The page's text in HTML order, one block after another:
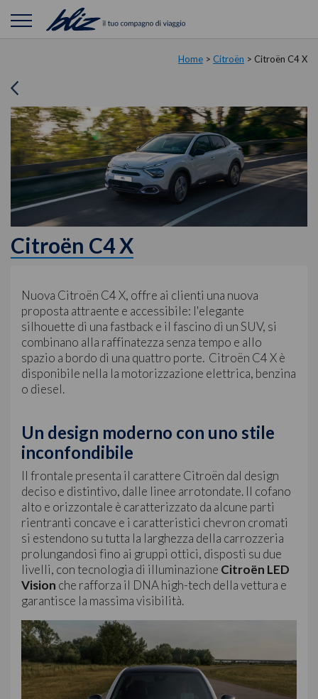
Home > Citroën > Citroën C4 X
Citroën C4 X
Nuova Citroën C4 X, offre ai clienti una nuova
proposta attraente e accessibile: l'elegante
silhouette di una fastback e il fascino di un SUV, si
combinano alla raffinatezza senza tempo e allo
spazio a bordo di una quattro porte. Citroën C4 X è
disponibile nella la motorizzazione elettrica, benzina
o diesel.
Un design moderno con uno stile
inconfondibile
Il frontale presenta il carattere Citroën dal design
deciso e distintivo, dalle linee arrotondate. Il cofano
alto e orizzontale è caratterizzato da alcune parti
rientranti concave e i caratteristici chevron cromati
si estendono su tutta la larghezza della carrozzeria
prolungandosi fino ai gruppi ottici, disposti su due
livelli, con tecnologia di illuminazione Citroën LED
Vision che rafforza il DNA high-tech della vettura e
garantisce la massima visibilità.